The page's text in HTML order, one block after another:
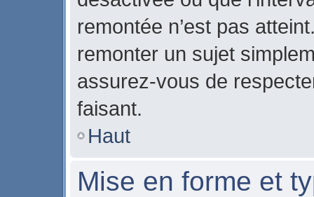
remontée n’est pas
remonter un sujet
assurez-vous de
faisant.
Haut
Mise en forme et